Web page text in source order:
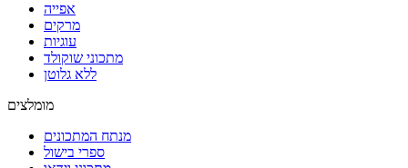
אפייה
מרקים
עוגיות
מתכוני שוקולד
ללא גלוטן
מומלצים
מנתח המתכונים
ספרי בישול